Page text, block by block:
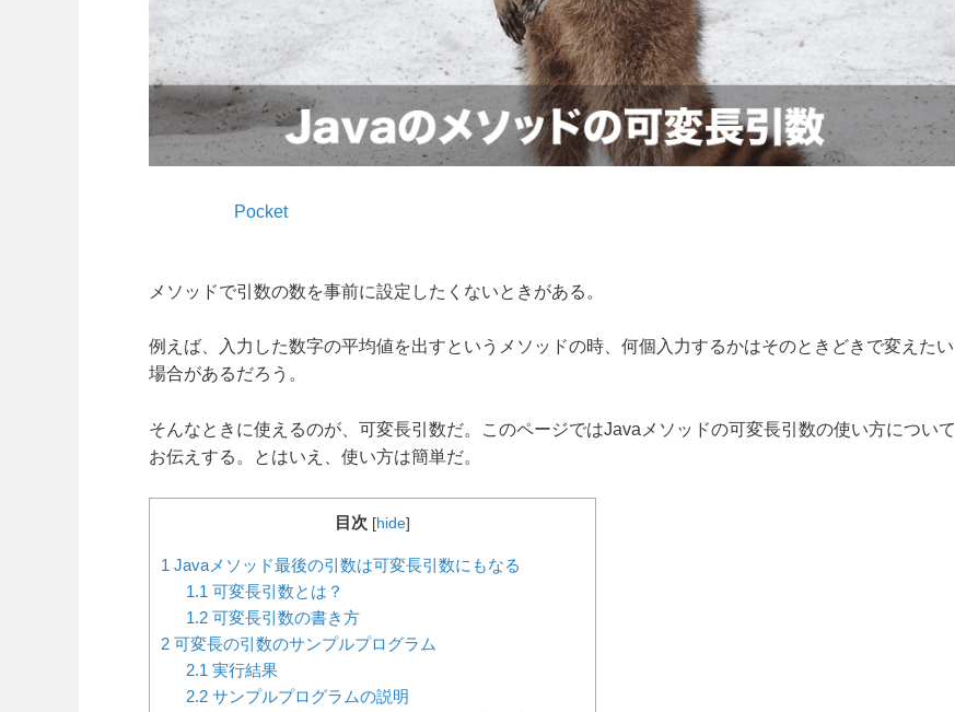
Pocket
メソッドで引数の数を事前に設定したくないときがある。
例えば、入力した数字の平均値を出すというメソッドの時、何個入力するかはそのときどきで変えたい
場合があるだろう。
そんなときに使えるのが、可変長引数だ。このページではJavaメソッドの可変長引数の使い方について
お伝えする。とはいえ、使い方は簡単だ。
目次 [hide]
1 Javaメソッド最後の引数は可変長引数にもなる
1.1可変長引数とは？
1.2可変長引数の書き方
2 可変長の引数のサンプルプログラム
2.1実行結果
2.2サンプルプログラムの説明